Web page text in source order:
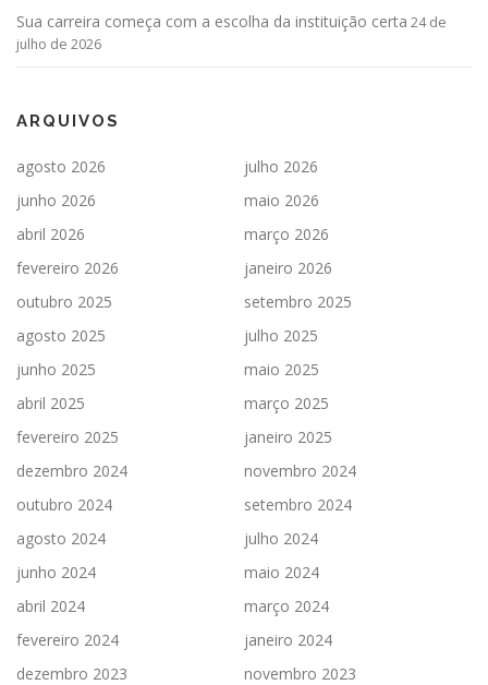
Sua carreira começa com a escolha da instituição certa 24 de
julho de 2026
ARQUIVOS
agosto 2026
julho 2026
junho 2026
maio 2026
abril 2026
março 2026
fevereiro 2026
janeiro 2026
outubro 2025
setembro 2025
agosto 2025
julho 2025
junho 2025
maio 2025
abril 2025
março 2025
fevereiro 2025
janeiro 2025
dezembro 2024
novembro 2024
outubro 2024
setembro 2024
agosto 2024
julho 2024
junho 2024
maio 2024
abril 2024
março 2024
fevereiro 2024
janeiro 2024
dezembro 2023
novembro 2023